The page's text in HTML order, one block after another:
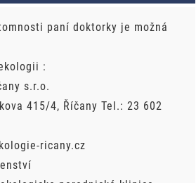
paní doktorky je možná
:
s.r.o.
415/4, Říčany Tel.: 23 602
ricany.cz